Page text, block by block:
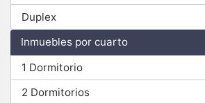
Duplex
Inmuebles por cuarto
1 Dormitorio
2 Dormitorios